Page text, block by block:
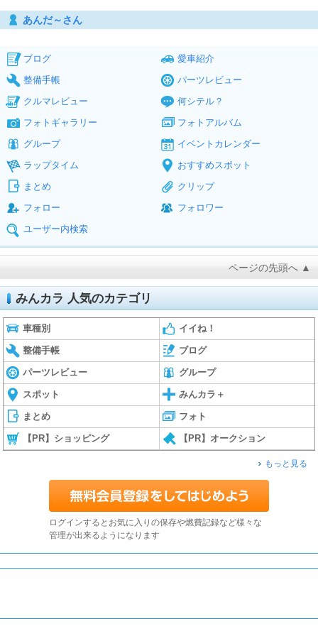
あんだ～さん
ブログ
愛車紹介
整備手帳
パーツレビュー
クルマレビュー
何シテル？
フォトギャラリー
フォトアルバム
グループ
イベントカレンダー
ラップタイム
おすすめスポット
まとめ
クリップ
フォロー
フォロワー
ユーザー内検索
ページの先頭へ ▲
みんカラ 人気のカテゴリ
車種別 イイね！
整備手帳 ブログ
パーツレビュー グループ
スポット みんカラ＋
まとめ フォト
【PR】ショッピング 【PR】オークション
もっと見る
ログインするとお気に入りの保存や燃費記録など様々な
管理が出来るようになります